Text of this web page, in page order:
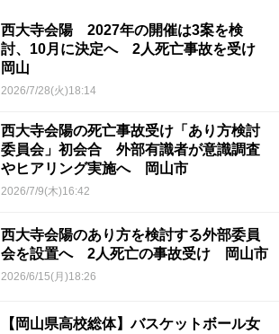
西大寺会陽 2027年の開催は3案を検
討、10月に決定へ 2人死亡事故を受け
岡山
2026/7/28(火)18:14
西大寺会陽の死亡事故受け「あり方検討
委員会」初会合 外部有識者が意識調査
やヒアリング実施へ 岡山市
2026/7/9(木)16:42
西大寺会陽のあり方を検討する外部委員
会を設置へ 2人死亡の事故受け 岡山市
2026/6/15(月)18:26
【岡山県高校総体】バスケットボール女